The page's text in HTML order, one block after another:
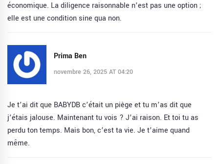
économique. La diligence raisonnable n’est pas une option ;
elle est une condition sine qua non.
Prima Ben
novembre 26, 2025 AT 04:20
Je t’ai dit que BABYDB c’était un piège et tu m’as dit que
j’étais jalouse. Maintenant tu vois ? J’ai raison. Et toi tu as
perdu ton temps. Mais bon, c’est ta vie. Je t’aime quand
même.